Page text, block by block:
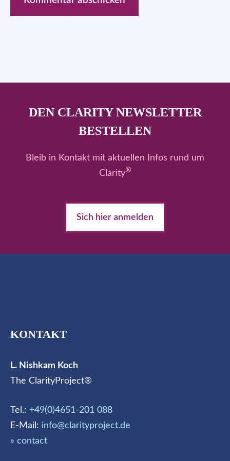
DEN CLARITY NEWSLETTER
BESTELLEN
Bleib in Kontakt mit aktuellen Infos rund um
Clarity®
Sich hier anmelden
KONTAKT
L. Nishkam Koch
The ClarityProject®
Tel.: +49(0)4651-201 088
E-Mail: info@clarityproject.de
» contact